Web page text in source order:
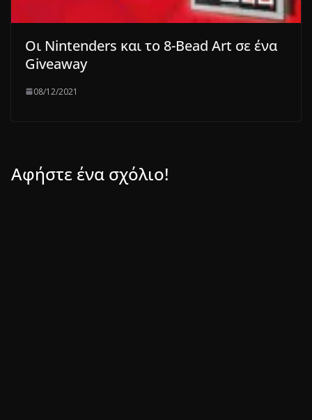
Οι Nintenders και το 8-Bead Art σε ένα
Giveaway
08/12/2021
Αφήστε ένα σχόλιο!